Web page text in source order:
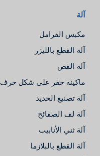
آلة
مكبس الفرامل
آلة القطع بالليزر
آلة القص
ماكينة حفر على شكل حرف V
آلة تصنيع الحديد
آلة لف الصفائح
آلة ثني الأنابيب
آلة القطع بالبلازما